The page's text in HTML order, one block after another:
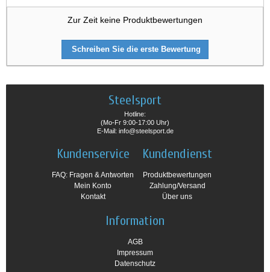
Zur Zeit keine Produktbewertungen
Schreiben Sie die erste Bewertung
Steelsport
Hotline:
(Mo-Fr 9:00-17:00 Uhr)
E-Mail: info@steelsport.de
Kundenservice
FAQ: Fragen & Antworten
Mein Konto
Kontakt
Kundendienst
Produktbewertungen
Zahlung/Versand
Über uns
Information
AGB
Impressum
Datenschutz